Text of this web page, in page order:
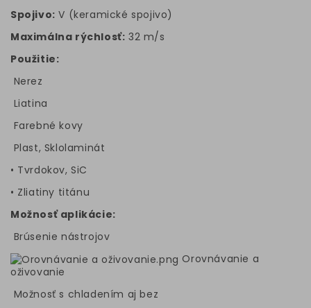
Spojivo: V (keramické spojivo)
Maximálna rýchlosť: 32 m/s
Použitie:
Nerez
Liatina
Farebné kovy
Plast, Sklolaminát
• Tvrdokov, SiC
• Zliatiny titánu
Možnosť aplikácie:
Brúsenie nástrojov
Orovnávanie a
oživovanie
Možnosť s chladením aj bez